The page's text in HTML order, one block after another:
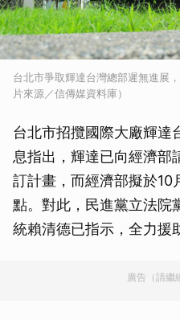
台北市爭取輝達台灣總部遲無進展
片來源／信傳媒資料庫）
台北市招攬國際大廠輝達
息指出，輝達已向經濟部
訂計畫，而經濟部擬於
點。對此，民進黨立法院
統賴清德已指示，全力援
廣告（請繼